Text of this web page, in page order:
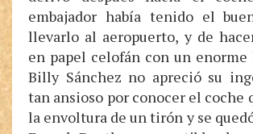
embajador había tenido el
llevarlo al aeropuerto, y de
en papel celofán con un enorme
Billy Sánchez no apreció su
tan ansioso por conocer el coche
la envoltura de un tirón y se